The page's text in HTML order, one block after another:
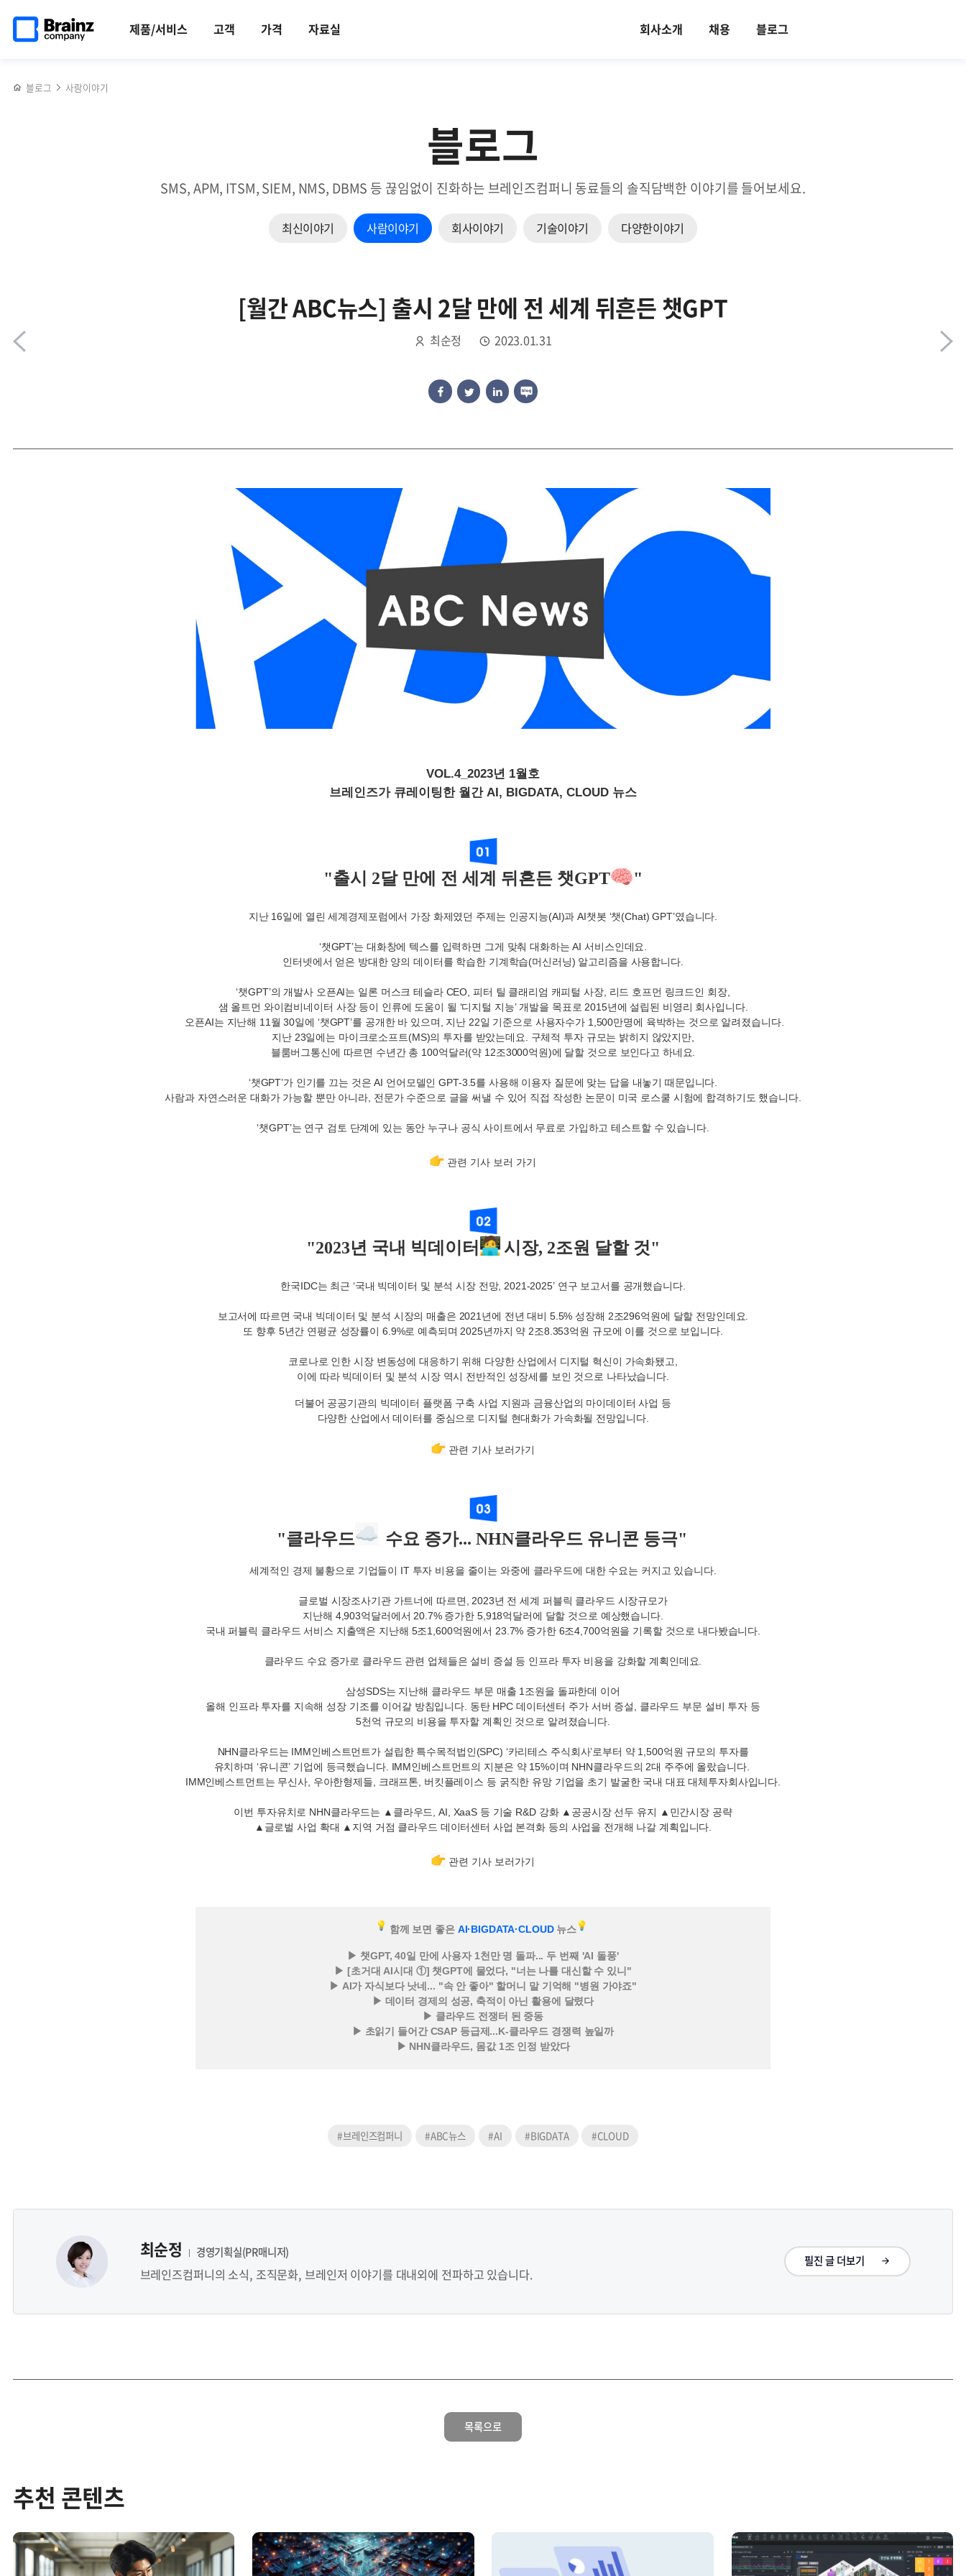
건너뛰기
제품/서비스 고객 가격 자료실 회사소개 채용 블로그
페이지로
블로그 사람이야기
블로그
SMS, APM, ITSM, SIEM, NMS, DBMS 등 끊임없이 진화하는 브레인즈컴퍼니 동료들의 솔직담백한 이야기를 들어보세요.
최신이야기 사람이야기 회사이야기 기술이야기 다양한이야기
되면
누릴
[월간 ABC뉴스] 출시 2달 만에 전 세계 뒤흔든 챗GPT
최순정 2023.01.31
공유하기
공유하기
공유하기
공유하기
2023년
BB데이
VOL.4_2023년 1월호
브레인즈가 큐레이팅한 월간 AI, BIGDATA, CLOUD 뉴스
"출시 2달 만에 전 세계 뒤흔든 챗GPT "
지난 16일에 열린 세계경제포럼에서 가장 화제였던 주제는 인공지능(AI)과AI챗봇 ‘챗(Chat) GPT’였습니다.
‘챗GPT’는 대화창에 텍스를 입력하면 그게 맞춰 대화하는AI서비스인데요.
인터넷에서 얻은 방대한 양의 데이터를 학습한 기계학습(머신러닝) 알고리즘을 사용합니다.
‘챗GPT’의 개발사 오픈AI는 일론 머스크 테슬라 CEO, 피터 틸 클래리엄 캐피털 사장, 리드 호프먼 링크드인 회장,
샘 올트먼 와이컴비네이터 사장 등이 인류에 도움이 될 ‘디지털 지능’개발을 목표로2015년에 설립된 비영리 회사입니다.
오픈AI는 지난해 11월30일에 ‘챗GPT’를 공개한 바 있으며, 지난 22일 기준으로 사용자수가 1,500만명에 육박하는 것으로 알려졌습니다.
지난 23일에는 마이크로소프트(MS)의 투자를 받았는데요. 구체적 투자 규모는 밝히지 않았지만,
블룸버그통신에 따르면 수년간 총 100억달러(약 12조3000억원)에 달할 것으로 보인다고 하네요.
‘챗GPT’가 인기를 끄는 것은 AI 언어모델인GPT-3.5를 사용해 이용자 질문에 맞는 답을 내놓기 때문입니다.
사람과 자연스러운 대화가 가능할 뿐만 아니라, 전문가 수준으로 글을 써낼 수 있어 직접 작성한 논문이 미국 로스쿨 시험에 합격하기도 했습니다.
‘챗GPT’는 연구 검토 단계에 있는 동안 누구나 공식 사이트에서 무료로 가입하고 테스트할 수 있습니다.
관련 기사 보러 가기
"2023년 국내 빅데이터 시장, 2조원 달할 것"
한국IDC는 최근 ‘국내 빅데이터 및 분석 시장 전망, 2021-2025’ 연구 보고서를 공개했습니다.
보고서에 따르면 국내 빅데이터 및 분석 시장의 매출은 2021년에 전년 대비 5.5% 성장해 2조296억원에 달할 전망인데요.
또 향후 5년간 연평균 성장률이 6.9%로 예측되며2025년까지 약2조8.353억원 규모에 이를 것으로 보입니다.
코로나로 인한 시장 변동성에 대응하기 위해 다양한 산업에서 디지털 혁신이 가속화됐고,
이에 따라 빅데이터 및 분석 시장 역시 전반적인 성장세를 보인 것으로 나타났습니다.
더불어 공공기관의 빅데이터 플랫폼 구축 사업 지원과 금융산업의 마이데이터 사업 등
다양한 산업에서 데이터를 중심으로 디지털 현대화가 가속화될 전망입니다.
관련 기사 보러가기
"클라우드 수요 증가... NHN클라우드 유니콘 등극"
세계적인 경제 불황으로 기업들이 IT 투자 비용을 줄이는 와중에 클라우드에 대한 수요는 커지고 있습니다.
글로벌 시장조사기관 가트너에 따르면, 2023년 전 세계 퍼블릭 클라우드 시장규모가
지난해 4,903억달러에서20.7% 증가한 5,918억달러에 달할 것으로 예상했습니다.
국내 퍼블릭 클라우드 서비스 지출액은 지난해 5조1,600억원에서 23.7% 증가한 6조4,700억원을 기록할 것으로 내다봤습니다.
클라우드 수요 증가로 클라우드 관련 업체들은 설비 증설 등 인프라 투자 비용을 강화할 계획인데요.
삼성SDS는 지난해 클라우드 부문 매출 1조원을 돌파한데 이어
올해 인프라 투자를 지속해 성장 기조를 이어갈 방침입니다. 동탄 HPC 데이터센터 주가 서버 증설, 클라우드 부문 설비 투자 등
5천억 규모의 비용을 투자할 계획인 것으로 알려졌습니다.
NHN클라우드는 IMM인베스트먼트가 설립한 특수목적법인(SPC) ‘카리테스 주식회사’로부터 약 1,500억원 규모의 투자를
유치하며 ‘유니콘’ 기업에 등극했습니다. IMM인베스트먼트의 지분은 약 15%이며 NHN클라우드의2대 주주에 올랐습니다.
IMM인베스트먼트는 무신사, 우아한형제들, 크래프톤, 버킷플레이스 등 굵직한 유망 기업을 초기 발굴한 국내 대표 대체투자회사입니다.
이번 투자유치로 NHN클라우드는 ▲ 클라우드, AI, XaaS 등 기술 R&D 강화 ▲ 공공시장 선두 유지 ▲ 민간시장 공략
▲ 글로벌 사업 확대 ▲ 지역 거점 클라우드 데이터센터 사업 본격화 등의 사업을 전개해 나갈 계획입니다.
관련 기사 보러가기
함께 보면 좋은 AI·BIGDATA·CLOUD뉴스
▶챗GPT, 40일 만에 사용자 1천만 명 돌파... 두 번째 'AI 돌풍'
▶[초거대 AI시대 ①] 챗GPT에 물었다, "너는 나를 대신할 수 있니"
▶ AI가 자식보다 낫네... "속 안 좋아" 할머니 말 기억해 "병원 가야죠"
▶ 데이터 경제의 성공, 축적이 아닌 활용에 달렸다
▶ 클라우드 전쟁터 된 중동
▶ 초읽기 들어간 CSAP 등급제...K-클라우드 경쟁력 높일까
▶ NHN클라우드, 몸값 1조 인정 받았다
#브레인즈컴퍼니 #ABC뉴스 #AI #BIGDATA #CLOUD
최순정 경영기획실(PR매니저)
브레인즈컴퍼니의 소식, 조직문화, 브레인저 이야기를 대내외에 전파하고 있습니다.
필진 글 더보기
목록으로
추천 콘텐츠